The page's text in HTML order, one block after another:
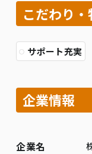
こだわり
サポート充実
企業情報
企業名